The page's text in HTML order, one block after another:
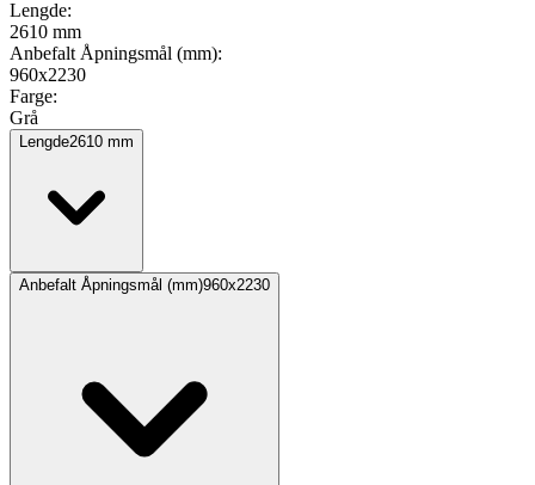
Lengde:
2610 mm
Anbefalt Åpningsmål (mm):
960x2230
Farge:
Grå
Lengde2610 mm
Anbefalt Åpningsmål (mm)960x2230